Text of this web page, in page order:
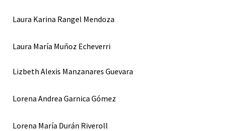
Laura Karina Rangel Mendoza
Laura María Muñoz Echeverri
Lizbeth Alexis Manzanares Guevara
Lorena Andrea Garnica Gómez
Lorena María Durán Riveroll